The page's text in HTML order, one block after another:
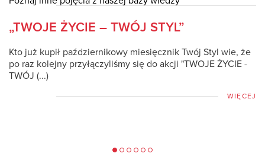
„TWOJE ŻYCIE – TWÓJ STYL”
Kto już kupił październikowy miesięcznik Twój Styl wie, że
po raz kolejny przyłączyliśmy się do akcji "TWOJE ŻYCIE -
TWÓJ (...)
WIĘCEJ